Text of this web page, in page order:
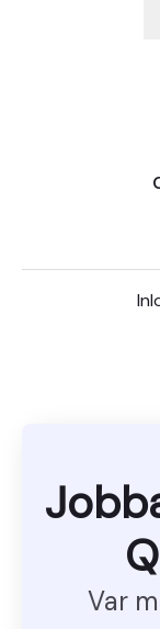
Var